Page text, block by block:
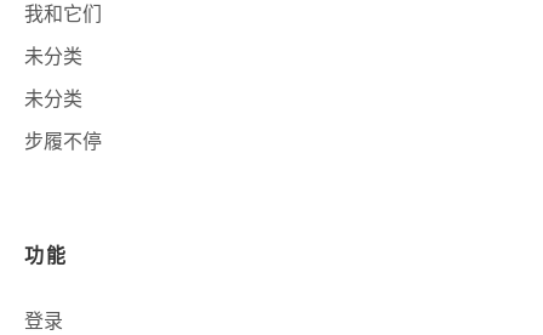
我和它们
未分类
未分类
步履不停
功能
登录